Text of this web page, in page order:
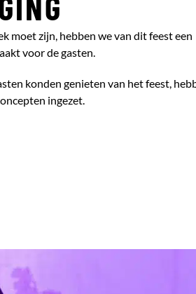
moet zijn, hebben we van dit feest een
voor de gasten.
konden genieten van het feest,
ingezet.